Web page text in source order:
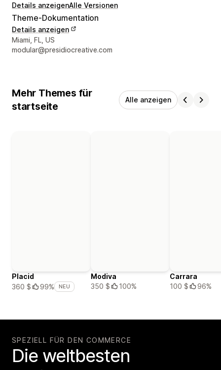
Details anzeigenAlle Versionen
Theme-Dokumentation
Details anzeigen
Designer-Kontaktdaten
Miami, FL, US
modular@presidiocreative.com
Mehr Themes für
startseite
Alle anzeigen
Placid
360 $
99% NEU
Modiva
350 $
100%
Carrara
100 $
96%
SPEZIELL FÜR DEN COMMERCE
Die weltbesten